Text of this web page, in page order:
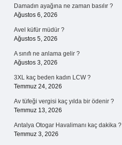
Damadın ayağına ne zaman basılır ?
Ağustos 6, 2026
Avel küfür müdür ?
Ağustos 5, 2026
A sınıfı ne anlama gelir ?
Ağustos 3, 2026
3XL kaç beden kadın LCW ?
Temmuz 24, 2026
Av tüfeği vergisi kaç yılda bir ödenir ?
Temmuz 13, 2026
Antalya Otogar Havalimanı kaç dakika ?
Temmuz 3, 2026